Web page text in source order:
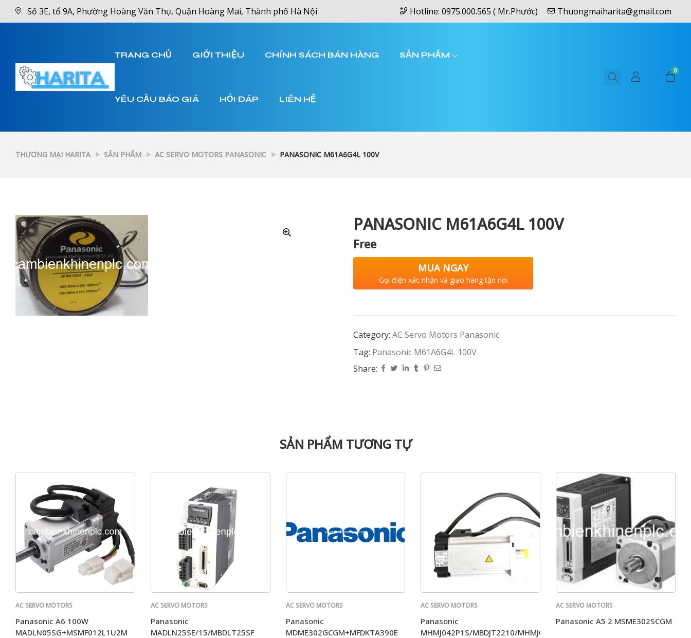
Số 3E, tổ 9A, Phường Hoàng Văn Thụ, Quận Hoàng Mai, Thành phố Hà Nội Hotline: 0975.000.565 ( Mr.Phước) Thuongmaiharita@gmail.com
TRANG CHỦ GIỚI THIỆU CHÍNH SÁCH BÁN HÀNG SẢN PHẨM
YÊU CẦU BÁO GIÁ HỎI ĐÁP LIÊN HỆ
0
THƯƠNG MẠI HARITA > SẢN PHẨM > AC SERVO MOTORS PANASONIC > PANASONIC M61A6G4L 100V
PANASONIC M61A6G4L 100V
Free
MUA NGAY
Gọi điện xác nhận và giao hàng tận nơi
Category: AC Servo Motors Panasonic
Tag: Panasonic M61A6G4L 100V
Share:
SẢN PHẨM TƯƠNG TỰ
AC SERVO MOTORS
Panasonic A6 100W
MADLN05SG+MSMF012L1U2M
AC SERVO MOTORS
Panasonic
MADLN25SE/15/MBDLT25SF
AC SERVO MOTORS
Panasonic
MDME302GCGM+MFDKTA390E
AC SERVO MOTORS
Panasonic
MHMJ042P1S/MBDJT2210/MHMJ082P1S+MCDJT3220
AC SERVO MOTORS
Panasonic A5 2 MSME302SCGM